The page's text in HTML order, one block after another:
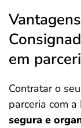
em
Contratar o
parceria com
segura e